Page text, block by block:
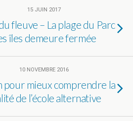
15 JUIN 2017
fleuve – La plage du Parc
îles demeure fermée
10 NOVEMBRE 2016
pour mieux comprendre la
de l’école alternative